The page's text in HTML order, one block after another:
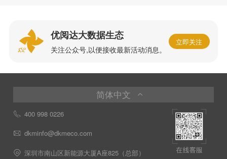
优阅达大数据生态
关注公众号,以便接收最新活动消息。
立即关注
简体中文
400 998 0226
dkminfo@dkmeco.com
深圳市南山区新能源大厦A座825（总部）